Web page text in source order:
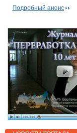
Подробный анонс